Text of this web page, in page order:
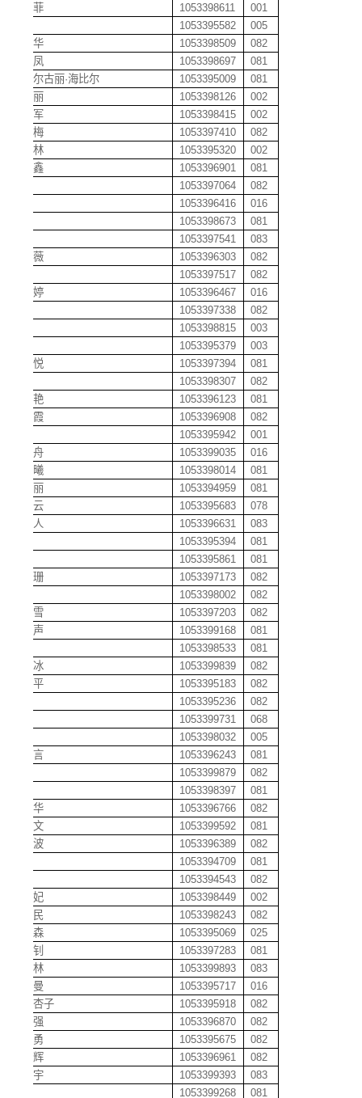
靳芳菲
1053398611
001
1053395582
005
景冠华
1053398509
082
敬佩凤
1053398697
081
喀迪尔古丽·海比尔 1053395009
081
康儿丽
1053398126
002
康红军
1053398415
002
康建梅
1053397410
082
康蔚林
1053395320
002
康现鑫
1053396901
081
1053397064
082
1053396416
016
1053398673
081
1053397541
083
蓝雨薇
1053396303
082
1053397517
082
蓝婷婷
1053396467
016
1053397338
082
1053398815
003
1053395379
003
雷俊悦
1053397394
081
1053398307
082
雷晓艳
1053396123
081
雷小霞
1053396908
082
1053395942
001
雷铠舟
1053399035
016
黎晨曦
1053398014
081
黎芳丽
1053394959
081
黎剑云
1053395683
078
黎可人
1053396631
083
1053395394
081
1053395861
081
黎瑞珊
1053397173
082
1053398002
082
黎晓雪
1053397203
082
黎振声
1053399168
081
1053398533
081
李玥冰
1053399839
082
李安平
1053395183
082
1053395236
082
1053399731
068
1053398032
005
李不言
1053396243
081
1053399879
082
1053398397
081
李朝华
1053396766
082
李成文
1053399592
081
李传波
1053396389
082
1053394709
081
1053394543
082
李丹妃
1053398449
002
李德民
1053398243
082
李德森
1053395069
025
李德钊
1053397283
081
李方林
1053399893
083
李芬曼
1053395717
016
李付杏子
1053395918
082
李国强
1053396870
082
李国勇
1053395675
082
李海辉
1053396961
082
李航宇
1053399393
083
1053399268 081